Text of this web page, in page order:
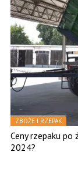
ZBOŻE I RZEPAK
Ceny rzepaku po
2024?